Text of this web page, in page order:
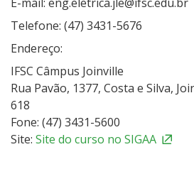
Telefone: (47) 3431-5676
Endereço:
IFSC Câmpus Joinville
Rua Pavão, 1377, Costa e Silva,
618
Fone: (47) 3431-5600
Site: Site do curso no SIGAA